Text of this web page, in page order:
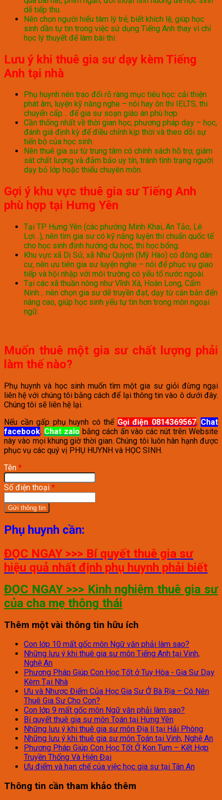
dễ tiếp thu.
Nên chọn người hiểu tâm lý trẻ, biết khích lệ, giúp học
sinh dần tự tin trong việc sử dụng Tiếng Anh thay vì chỉ
học lý thuyết để làm bài thi.
Lưu ý khi thuê gia sư dạy kèm Tiếng
Anh tại nhà
Phụ huynh nên trao đổi rõ ràng mục tiêu học: cải thiện
phát âm, luyện kỹ năng nghe – nói hay ôn thi IELTS, thi
chuyển cấp… để gia sư soạn giáo án phù hợp.
Cần thống nhất về thời gian học, phương pháp dạy – học,
đánh giá định kỳ để điều chỉnh kịp thời và theo dõi sự
tiến bộ của học sinh.
Nên thuê gia sư từ trung tâm có chính sách hỗ trợ, giám
sát chất lượng và đảm bảo uy tín, tránh tình trạng người
dạy bỏ lớp hoặc thiếu chuyên môn.
Gợi ý khu vực thuê gia sư Tiếng Anh
phù hợp tại Hưng Yên
Tại TP Hưng Yên (các phường Minh Khai, An Tảo, Lê
Lợi…), nên tìm gia sư có kỹ năng luyện thi chuẩn quốc tế
cho học sinh định hướng du học, thi học bổng.
Khu vực xã Dị Sử, xã Như Quỳnh (Mỹ Hào) có đông dân
cư, nên ưu tiên gia sư luyện nghe – nói để phục vụ giao
tiếp và hội nhập với môi trường có yếu tố nước ngoài.
Tại các xã thuần nông như Vĩnh Xá, Hoàn Long, Cẩm
Ninh… nên chọn gia sư dễ truyền đạt, dạy từ căn bản đến
nâng cao, giúp học sinh yếu tự tin hơn trong môn ngoại
ngữ.
Muốn thuê một gia sư chất lượng phải
làm thế nào?
Phụ huynh và học sinh muốn tìm một gia sư giỏi đừng ngại
liên hệ với chúng tôi bằng cách để lại thông tin vào ô dưới đây.
Chúng tôi sẽ liên hệ lại.
Nếu cần gấp phụ huynh có thể Gọi điện 0814369567, Chat
facebook, Chat zalo bằng cách ấn vào các nút trên Website
này vào mọi khung giờ thời gian. Chúng tôi luôn hân hạnh được
phục vụ các quý vị PHỤ HUYNH và HỌC SINH.
Tên *
Số điện thoại *
Phụ huynh cần:
ĐỌC NGAY >>> Bí quyết thuê gia sư
hiệu quả nhất định phụ huynh phải biết
ĐỌC NGAY >>> Kinh nghiệm thuê gia sư
của cha mẹ thông thái
Thêm một vài thông tin hữu ích
Con lớp 10 mất gốc môn Ngữ văn phải làm sao?
Những lưu ý khi thuê gia sư môn Tiếng Anh tại Vinh,
Nghệ An
Phương Pháp Giúp Con Học Tốt ở Tuy Hòa - Gia Sư Dạy
Kèm Tại Nhà
Ưu và Nhược Điểm Của Học Gia Sư Ở Bà Rịa – Có Nên
Thuê Gia Sư Cho Con?
Con lớp 9 mất gốc môn Ngữ văn phải làm sao?
Bí quyết thuê gia sư môn Toán tại Hưng Yên
Những lưu ý khi thuê gia sư môn Địa lí tại Hải Phòng
Những lưu ý khi thuê gia sư môn Toán tại Vinh, Nghệ An
Phương Pháp Giúp Con Học Tốt Ở Kon Tum – Kết Hợp
Truyền Thống Và Hiện Đại
Ưu điểm và hạn chế của việc học gia sư tại Tân An
Thông tin cần tham khảo thêm